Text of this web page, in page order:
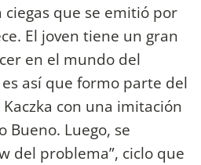
que se emitió por
El joven tiene un gran
en el mundo del
así que formo parte del
con una imitación
Bueno. Luego, se
del problema”, ciclo que